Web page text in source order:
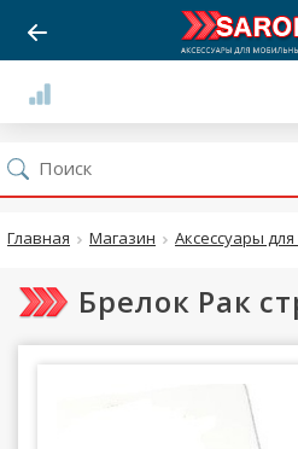
Главная Магазин Аксессуары
Брелок Рак